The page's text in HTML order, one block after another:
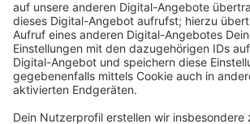
"Nazis raus". Hintergrund dürfte die
Ministerpräsidentenwahl in Thüringen
FDP-Mann Thomas Kemmerich dank
AfD für sich entschieden. Bei dem
hat der Staatsschutz Münster die